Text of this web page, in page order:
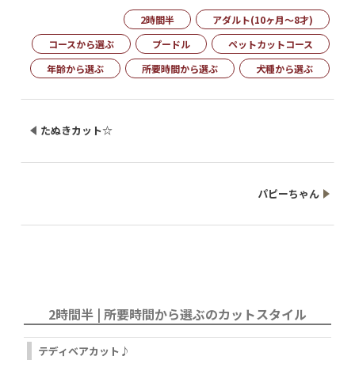
2時間半
アダルト(10ヶ月～8才)
コースから選ぶ
プードル
ペットカットコース
年齢から選ぶ
所要時間から選ぶ 犬種から選ぶ
たぬきカット☆
パピーちゃん
2時間半 | 所要時間から選ぶのカットスタイル
テディベアカット♪